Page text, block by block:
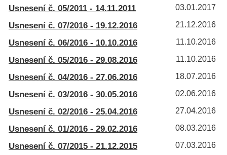
03.01.2017
Usnesení č. 05/2011 - 14.11.2011
21.12.2016
Usnesení č. 07/2016 - 19.12.2016
11.10.2016
Usnesení č. 06/2016 - 10.10.2016
11.10.2016
Usnesení č. 05/2016 - 29.08.2016
18.07.2016
Usnesení č. 04/2016 - 27.06.2016
02.06.2016
Usnesení č. 03/2016 - 30.05.2016
27.04.2016
Usnesení č. 02/2016 - 25.04.2016
08.03.2016
Usnesení č. 01/2016 - 29.02.2016
07.03.2016
Usnesení č. 07/2015 - 21.12.2015